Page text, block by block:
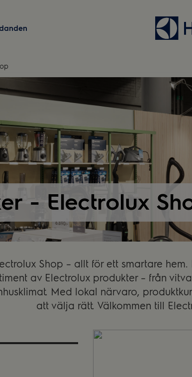
- Electrolux
Shop – allt för ett smartare
av Electrolux produkter – från
Med lokal närvaro,
att välja rätt. Välkommen till